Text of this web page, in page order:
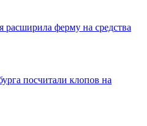
расширила ферму на средства
посчитали клопов на